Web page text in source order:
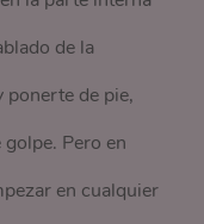
de la
ponerte de pie,
Pero en
en cualquier